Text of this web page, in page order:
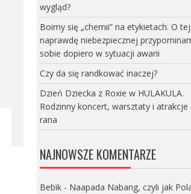
wygląd?
Boimy się „chemii” na etykietach. O tej
naprawdę niebezpiecznej
sobie dopiero w sytuacji awarii
Czy da się randkować inaczej?
Dzień Dziecka z Roxie w HULAKULA.
Rodzinny koncert, warsztaty i atrakcje
rana
NAJNOWSZE KOMENTARZE
Bebik- Naapada Nabang, czyli jak